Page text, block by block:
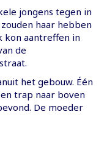
jongens tegen in
haar hebben
kon aantreffen in
de
het gebouw. Één
trap naar boven
De moeder